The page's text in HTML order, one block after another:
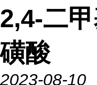
2,4-二
磺酸
2023-08-10